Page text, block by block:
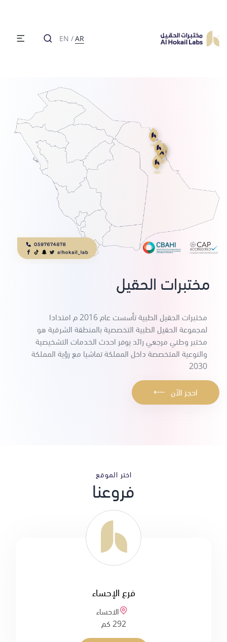
EN /AR
مختبرات الحقيل
مختبرات الحقيل الطبية تأسست عام 2016 م امتدادا
لمجموعة الحقيل الطبية التخصصية بالمنطقة الشرقية هو
مختبر وطني مرجعي رائد يوفر احدث الخدمات التشخيصية
والنوعية المتخصصة داخل المملكة تماشيا مع رؤية المملكة
2030
احجز الآن ⟵
اختر الموقع
فروعنا
فرع الإحساء
الاحساء
292 كم